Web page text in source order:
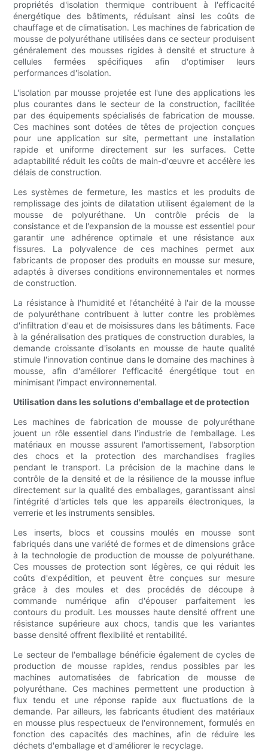
propriétés d'isolation thermique contribuent à l'efficacité
énergétique des bâtiments, réduisant ainsi les coûts de
chauffage et de climatisation. Les machines de fabrication de
mousse de polyuréthane utilisées dans ce secteur produisent
généralement des mousses rigides à densité et structure à
cellules fermées spécifiques afin d'optimiser leurs
performances d'isolation.
L'isolation par mousse projetée est l'une des applications les
plus courantes dans le secteur de la construction, facilitée
par des équipements spécialisés de fabrication de mousse.
Ces machines sont dotées de têtes de projection conçues
pour une application sur site, permettant une installation
rapide et uniforme directement sur les surfaces. Cette
adaptabilité réduit les coûts de main-d'œuvre et accélère les
délais de construction.
Les systèmes de fermeture, les mastics et les produits de
remplissage des joints de dilatation utilisent également de la
mousse de polyuréthane. Un contrôle précis de la
consistance et de l'expansion de la mousse est essentiel pour
garantir une adhérence optimale et une résistance aux
fissures. La polyvalence de ces machines permet aux
fabricants de proposer des produits en mousse sur mesure,
adaptés à diverses conditions environnementales et normes
de construction.
La résistance à l'humidité et l'étanchéité à l'air de la mousse
de polyuréthane contribuent à lutter contre les problèmes
d'infiltration d'eau et de moisissures dans les bâtiments. Face
à la généralisation des pratiques de construction durables, la
demande croissante d'isolants en mousse de haute qualité
stimule l'innovation continue dans le domaine des machines à
mousse, afin d'améliorer l'efficacité énergétique tout en
minimisant l'impact environnemental.
Utilisation dans les solutions d'emballage et de protection
Les machines de fabrication de mousse de polyuréthane
jouent un rôle essentiel dans l'industrie de l'emballage. Les
matériaux en mousse assurent l'amortissement, l'absorption
des chocs et la protection des marchandises fragiles
pendant le transport. La précision de la machine dans le
contrôle de la densité et de la résilience de la mousse influe
directement sur la qualité des emballages, garantissant ainsi
l'intégrité d'articles tels que les appareils électroniques, la
verrerie et les instruments sensibles.
Les inserts, blocs et coussins moulés en mousse sont
fabriqués dans une variété de formes et de dimensions grâce
à la technologie de production de mousse de polyuréthane.
Ces mousses de protection sont légères, ce qui réduit les
coûts d'expédition, et peuvent être conçues sur mesure
grâce à des moules et des procédés de découpe à
commande numérique afin d'épouser parfaitement les
contours du produit. Les mousses haute densité offrent une
résistance supérieure aux chocs, tandis que les variantes
basse densité offrent flexibilité et rentabilité.
Le secteur de l'emballage bénéficie également de cycles de
production de mousse rapides, rendus possibles par les
machines automatisées de fabrication de mousse de
polyuréthane. Ces machines permettent une production à
flux tendu et une réponse rapide aux fluctuations de la
demande. Par ailleurs, les fabricants étudient des matériaux
en mousse plus respectueux de l'environnement, formulés en
fonction des capacités des machines, afin de réduire les
déchets d'emballage et d'améliorer le recyclage.